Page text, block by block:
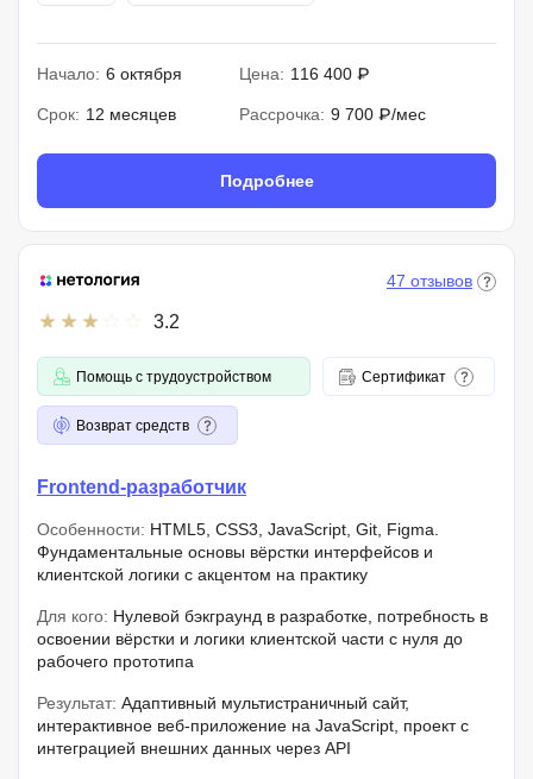
Начало: 6 октября Цена: 116 400 ₽
Срок: 12 месяцев Рассрочка: 9 700 ₽/мес
Подробнее
3.2
47 отзывов
Помощь с трудоустройством Сертификат
Возврат средств
Frontend-разработчик
Особенности: HTML5, CSS3, JavaScript, Git, Figma.
Фундаментальные основы вёрстки интерфейсов и
клиентской логики с акцентом на практику
Для кого: Нулевой бэкграунд в разработке, потребность в
освоении вёрстки и логики клиентской части с нуля до
рабочего прототипа
Результат: Адаптивный мультистраничный сайт,
интерактивное веб-приложение на JavaScript, проект с
интеграцией внешних данных через API